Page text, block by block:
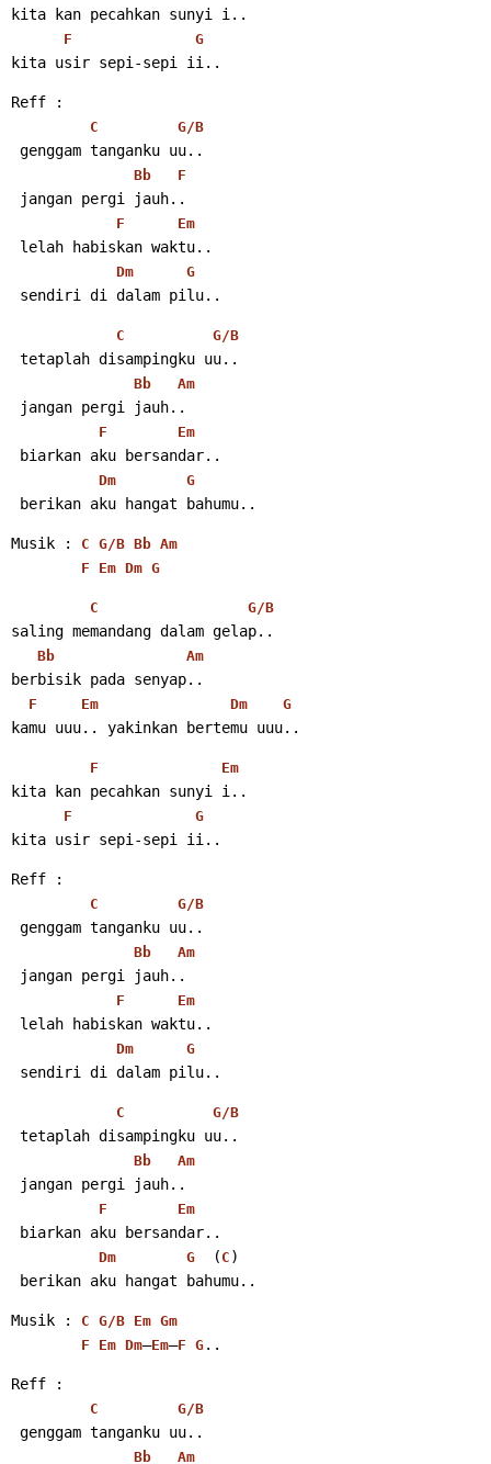
kita kan pecahkan sunyi i..
F G
kita usir sepi-sepi ii..
Reff :
C G/B
genggam tanganku uu..
Bb F
jangan pergi jauh..
F Em
lelah habiskan waktu..
Dm G
sendiri di dalam pilu..
C G/B
tetaplah disampingku uu..
Bb Am
jangan pergi jauh..
F Em
biarkan aku bersandar..
Dm G
berikan aku hangat bahumu..
Musik : C G/B Bb Am
F
Em Dm G
C G/B
saling memandang dalam gelap..
Bb Am
berbisik pada senyap..
F Em Dm G
kamu uuu.. yakinkan bertemu uuu..
F Em
kita kan pecahkan sunyi i..
F G
kita usir sepi-sepi ii..
Reff :
C G/B
genggam tanganku uu..
Bb Am
jangan pergi jauh..
F Em
lelah habiskan waktu..
Dm G
sendiri di dalam pilu..
C G/B
tetaplah disampingku uu..
Bb Am
jangan pergi jauh..
F Em
biarkan aku bersandar..
Dm G
  (
C )
berikan aku hangat bahumu..
Musik : C G/B Em Gm
F
Em Dm–Em–F G ..
Reff :
C G/B
genggam tanganku uu..
Bb Am